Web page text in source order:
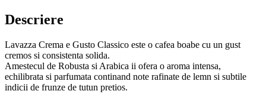
Descriere
Lavazza Crema e Gusto Classico este o cafea boabe cu un gust
cremos si consistenta solida.
Amestecul de Robusta si Arabica ii ofera o aroma intensa,
echilibrata si parfumata continand note rafinate de lemn si subtile
indicii de frunze de tutun pretios.